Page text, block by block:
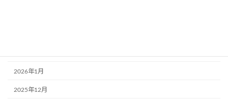
2026年1月
2025年12月